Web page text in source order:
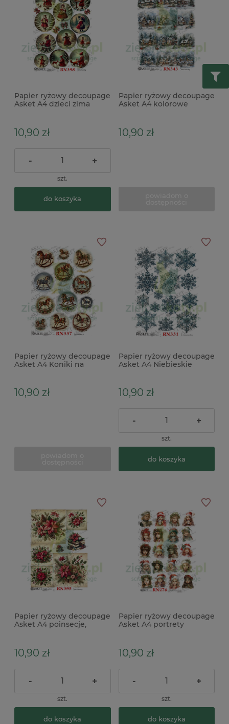
Papier ryżowy decoupage
Asket A4 dzieci zima
10,90 zł
- +
szt.
do koszyka
Papier ryżowy decoupage
Asket A4 kolorowe
10,90 zł
Papier ryżowy decoupage
Asket A4 Koniki na
10,90 zł
Papier ryżowy decoupage
Asket A4 Niebieskie
10,90 zł
- +
szt.
do koszyka
Papier ryżowy decoupage
Asket A4 poinsecje,
10,90 zł
- +
szt.
do koszyka
Papier ryżowy decoupage
Asket A4 portrety
10,90 zł
- +
szt.
do koszyka